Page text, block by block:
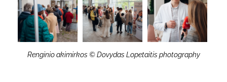
Renginio akimirkos © Dovydas Lopetaitis photography